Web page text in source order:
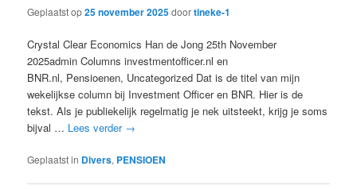
Geplaatst op25 november 2025doortineke-1
Crystal Clear Economics Han de Jong 25th November
2025admin Columns investmentofficer.nl en
BNR.nl, Pensioenen, Uncategorized Dat is de titel van mijn
wekelijkse column bij Investment Officer en BNR. Hier is de
tekst. Als je publiekelijk regelmatig je nek uitsteekt, krijg je soms
bijval … Lees verder →
Geplaatst in Divers, PENSIOEN